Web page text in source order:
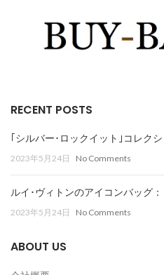
RECENT POSTS
｢シルバー･ロックイット｣コレク
2023年5月24日 No Comments
ルイ･ヴィトンのアイコンバッグ：
2023年5月24日 No Comments
ABOUT US